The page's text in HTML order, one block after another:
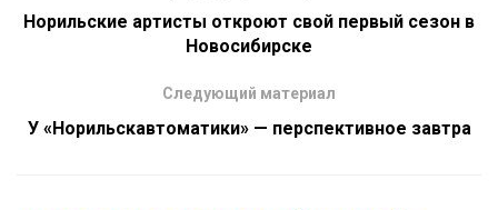
Норильские артисты откроют свой первый сезон в
Новосибирске
Следующий материал
У «Норильскавтоматики» — перспективное завтра